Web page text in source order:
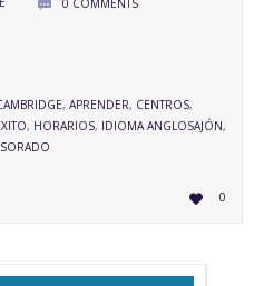
 0 COMMENTS
, APRENDER, CENTROS,
, HORARIOS, IDIOMA ANGLOSAJÓN,
 LOVE
IT0